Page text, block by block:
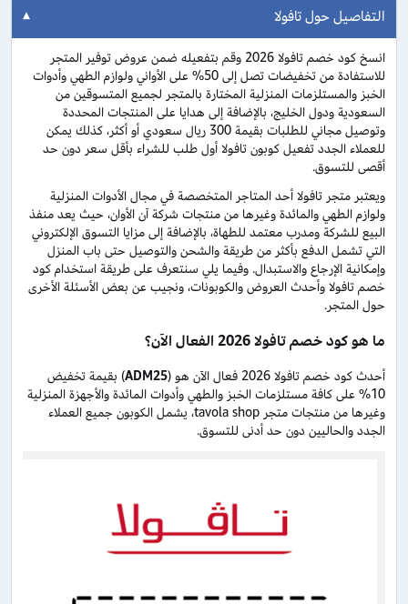
التفاصيل حول تافولا
انسخ كود خصم تافولا 2026 وقم بتفعيله ضمن عروض توفير المتجر
للاستفادة من تخفيضات تصل إلى 50% على الأواني ولوازم الطهي وأدوات
الخبز والمستلزمات المنزلية المختارة بالمتجر لجميع المتسوقين من
السعودية ودول الخليج، بالإضافة إلى هدايا على المنتجات المحددة
وتوصيل مجاني للطلبات بقيمة 300 ريال سعودي أو أكثر، كذلك يمكن
للعملاء الجدد تفعيل كوبون تافولا أول طلب للشراء بأقل سعر دون حد
أقصى للتسوق.
ويعتبر متجر تافولا أحد المتاجر المتخصصة في مجال الأدوات المنزلية
ولوازم الطهي والمائدة وغيرها من منتجات شركة آن الأوان، حيث يعد منفذ
البيع للشركة ومدرب معتمد للطهاة، بالإضافة إلى مزايا التسوق الإلكتروني
التي تشمل الدفع بأكثر من طريقة والشحن والتوصيل حتى باب المنزل
وإمكانية الإرجاع والاستبدال. وفيما يلي سنتعرف على طريقة استخدام كود
خصم تافولا وأحدث العروض والكوبونات، ونجيب عن بعض الأسئلة الأخرى
حول المتجر.
ما هو كود خصم تافولا 2026 الفعال الآن؟
أحدث كود خصم تافولا 2026 فعال الآن هو ( ADM25) بقيمة تخفيض
10% على كافة مستلزمات الخبز والطهي وأدوات المائدة والأجهزة المنزلية
وغيرها من منتجات متجر tavola shop، يشمل الكوبون جميع العملاء
الجدد والحاليين دون حد أدنى للتسوق.